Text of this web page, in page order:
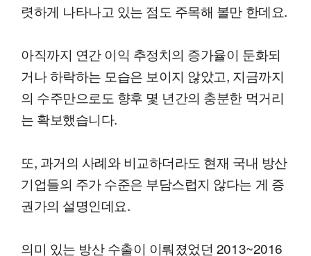
렷하게 나타나고 있는 점도 주목해 볼만 한데요.
아직까지 연간 이익 추정치의 증가율이 둔화되
거나 하락하는 모습은 보이지 않았고, 지금까지
의 수주만으로도 향후 몇 년간의 충분한 먹거리
는 확보했습니다.
또, 과거의 사례와 비교하더라도 현재 국내 방산
기업들의 주가 수준은 부담스럽지 않다는 게 증
권가의 설명인데요.
의미 있는 방산 수출이 이뤄졌었던 2013~2016